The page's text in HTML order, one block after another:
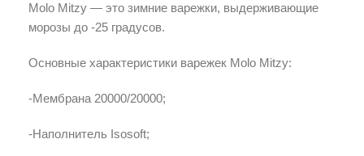
Molo Mitzy — это зимние варежки, выдерживающие
морозы до -25 градусов.
Основные характеристики варежек Molo Mitzy:
-Мембрана 20000/20000;
-Наполнитель Isosoft;